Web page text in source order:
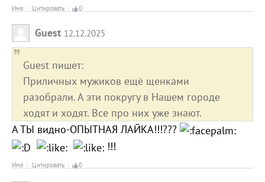
Имя Цитировать 0
Guest 12.12.2025
Guest пишет:
Приличных мужиков ещё щенками
разобрали. А эти покругу в Нашем городе
ходят и ходят. Все про них уже знают.
А ТЫ видно-ОПЫТНАЯ ЛАЙКА!!!???
!!!
Имя Цитировать 0